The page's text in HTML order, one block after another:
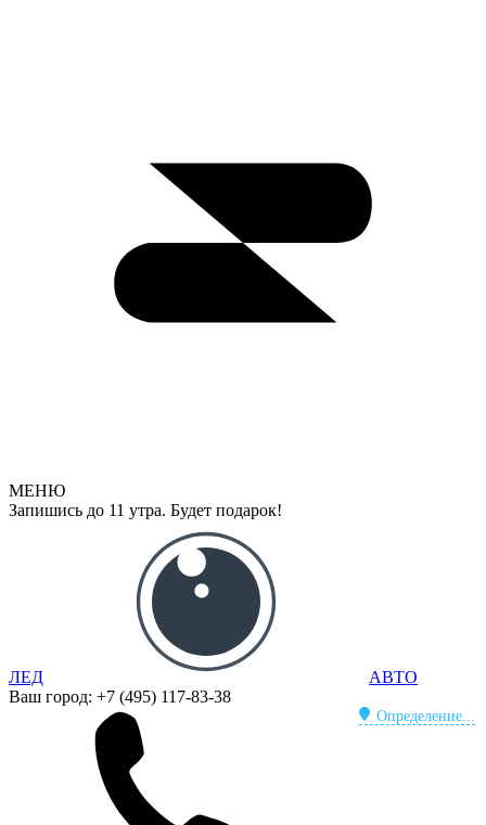
МЕНЮ
Запишись до 11 утра. Будет подарок!
ЛЕД
АВТО
Ваш город:
Определение...
+7 (495) 117-83-38